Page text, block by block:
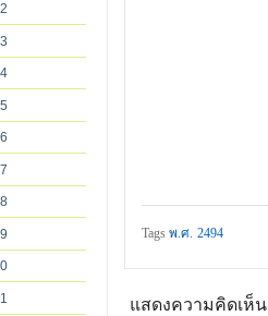
Tagsพ.ศ. 2494
แสดงความคิดเห็น